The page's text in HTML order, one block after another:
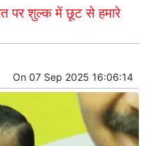
पर शुल्क में छूट से हमारे
On 07 Sep 2025 16:06:14